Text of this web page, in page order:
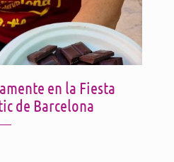
en la Fiesta
de Barcelona